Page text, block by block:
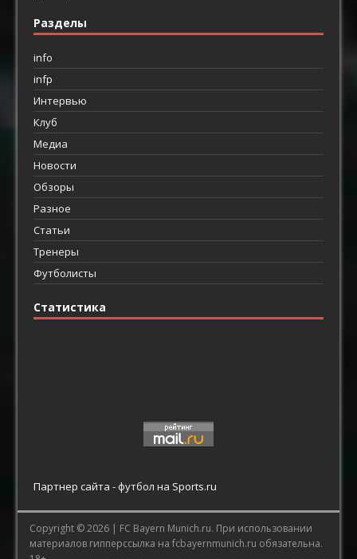
Разделы
info
infp
Интервью
Клуб
Медиа
Новости
Обзоры
Разное
Статьи
Тренеры
Футболисты
Статистика
Партнер сайта -футбол на Sports.ru
Copyright © 2026 | FC Bayern Munich.ru. При использовании
материалов гипперссылка на fcbayernmunich.ru обязательна.